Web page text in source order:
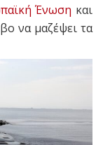
Ένωση και
να μαζέψει τα